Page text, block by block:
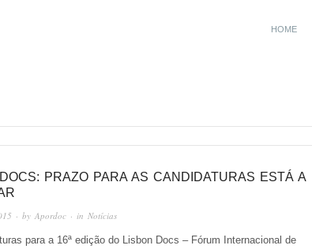
HOME
PRAZO PARA AS CANDIDATURAS ESTÁ A
· by Apordoc · in Notícias
para a 16ª edição do Lisbon Docs – Fórum Internacional de